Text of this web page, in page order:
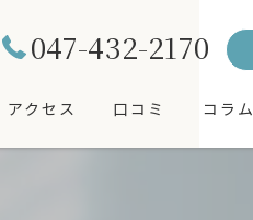
047-432-2170
アクセス 口コミ コラム